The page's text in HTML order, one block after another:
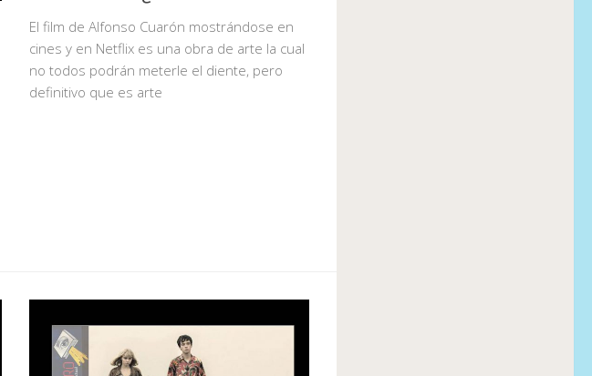
El film de Alfonso Cuarón mostrándose en
cines y en Netflix es una obra de arte la cual
no todos podrán meterle el diente, pero
definitivo que es arte